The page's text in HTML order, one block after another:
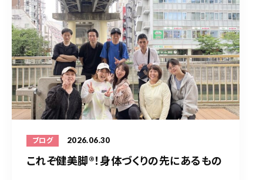
ブログ 2026.06.30
これぞ健美脚®︎！身体づくりの先にあるもの